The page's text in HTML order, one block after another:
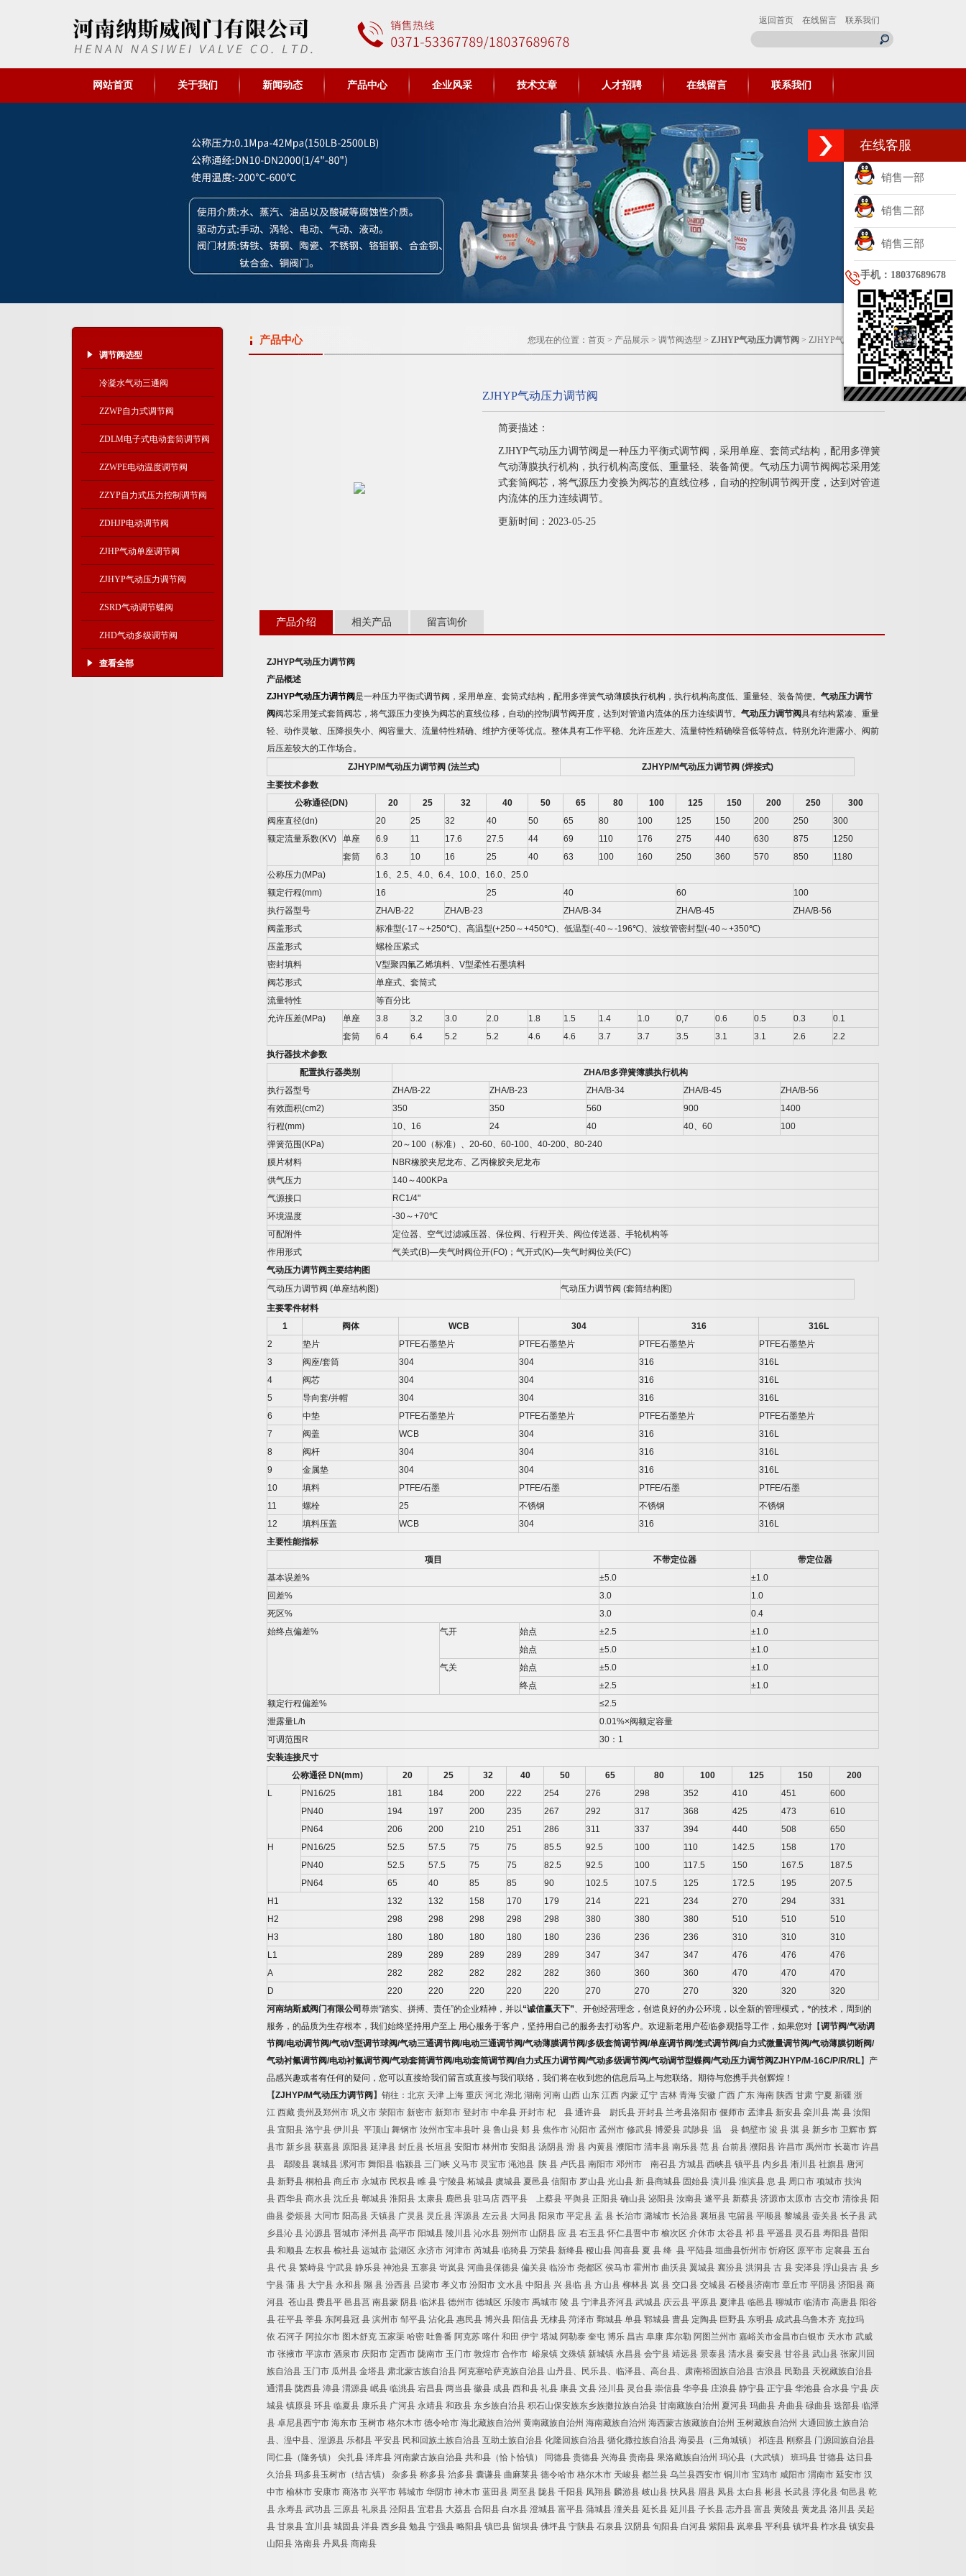
返回首页 在线留言 联系我们
网站首页 关于我们 新闻动态 产品中心 企业风采 技术文章 人才招聘 在线留言 联系我们
调节阀选型
冷凝水气动三通阀
ZZWP自力式调节阀
ZDLM电子式电动套筒调节阀
ZZWPE电动温度调节阀
ZZYP自力式压力控制调节阀
ZDHJP电动调节阀
ZJHP气动单座调节阀
ZJHYP气动压力调节阀
ZSRD气动调节蝶阀
ZHD气动多级调节阀
查看全部
产品中心 您现在的位置： 首页 > 产品展示 > 调节阀选型 > ZJHYP气动压力调节阀 > ZJHYP气动压力调节阀
ZJHYP气动压力调节阀
简要描述：
ZJHYP气动压力调节阀是一种压力平衡式调节阀，采用单座、套筒式结构，配用多弹簧
气动薄膜执行机构，执行机构高度低、重量轻、装备简便。气动压力调节阀阀芯采用笼
式套筒阀芯，将气源压力变换为阀芯的直线位移，自动的控制调节阀开度，达到对管道
内流体的压力连续调节。
更新时间：2023-05-25
产品介绍 相关产品 留言询价
ZJHYP气动压力调节阀
产品概述
ZJHYP气动压力调节阀是一种压力平衡式调节阀 ，采用单座、套筒式结构，配用多弹簧气动薄膜执行机构 ，执行机构高度低、重量轻、装备简便。 气动压力调节
阀 阀芯采用笼式套筒阀芯，将气源压力变换为阀芯的直线位移，自动的控制调节阀开度，达到对管道内流体的压力连续调节。 气动压力调节阀具有结构紧凑、重量
轻、动作灵敏、压降损失小、阀容量大、流量特性精确、维护方便等优点。整体具有工作平稳、允许压差大、流量特性精确噪音低等特点。特别允许泄露小、阀前
后压差较大的工作场合。
ZJHYP/M气动压力调节阀 (法兰式) ZJHYP/M气动压力调节阀 (焊接式)
主要技术参数
公称通径(DN) 20 25 32 40 50 65 80 100 125 150 200 250
300
阀座直径(dn) 20 25 32 40 50 65 80 100 125 150 200 250
300
额定流量系数(KV) 单座 6.9 11 17.6 27.5 44 69 110 176 275 440 630 875
1250
套筒
6.3 10 16 25 40 63 100 160 250 360 570 850
1180
公称压力(MPa) 1.6、 2.5、 4.0、 6.4、 10.0、 16.0、 25.0
额定行程(mm) 16 25 40 60
100
执行器型号
ZHA/B-22 ZHA/B-23 ZHA/B-34 ZHA/B-45
ZHA/B-56
阀盖形式
标准型(-17 ～+250℃)、高温型(+250～+450℃)、低温型(-40～-196℃)、波纹管密封型(-40～+350℃)
压盖形式
螺栓压紧式
密封填料
V型聚四氟乙烯填料、 V型柔性石墨填料
阀芯形式
单座式、套筒式
流量特性
等百分比
允许压差(MPa) 单座 3.8 3.2 3.0 2.0 1.8 1.5 1.4 1.0 0,7 0.6 0.5 0.3
0.1
套筒
6.4 6.4 5.2 5.2 4.6 4.6 3.7 3.7 3.5 3.1 3.1 2.6
2.2
执行器技术参数
配置执行器类别
ZHA/B多弹簧簿膜执行机构
执行器型号
ZHA/B-22 ZHA/B-23 ZHA/B-34 ZHA/B-45
ZHA/B-56
有效面积(cm2) 350 350 560 900
1400
行程(mm) 10、 16 24 40 40、 60
100
弹簧范围(KPa) 20～ 100 （标准）、 20-60、 60-100、 40-200、 80-240
膜片材料
NBR橡胶夹尼龙布、乙丙橡胶夹尼龙布
供气压力
140～400KPa
气源接口
RC1/4"
环境温度
-30～+70℃
可配附件
定位器、空气过滤减压器、保位阀、行程开关、阀位传送器、手轮机构等
作用形式
气关式(B)—失气时阀位开(FO) ；气开式(K)—失气时阀位关(FC)
气动压力调节阀主要结构图
气动压力调节阀 (单座结构图) 气动压力调节阀 (套筒结构图)
主要零件材料
1
阀体 WCB 304 316
316L
2
垫片 PTFE石墨垫片 PTFE石墨垫片 PTFE石墨垫片 PTFE石墨垫片
3
阀座/套筒 304 304 316
316L
4
阀芯 304 304 316
316L
5
导向套/并帽 304 304 316
316L
6
中垫 PTFE石墨垫片 PTFE石墨垫片 PTFE石墨垫片 PTFE石墨垫片
7
阀盖 WCB 304 316
316L
8
阀杆 304 304 316
316L
9
金属垫 304 304 316
316L
10
填料 PTFE/石墨 PTFE/石墨 PTFE/石墨 PTFE/石墨
11
螺栓 25 不锈钢 不锈钢
不锈钢
12
填料压盖 WCB 304 316
316L
主要性能指标
项目
不带定位器
带定位器
基本误差% ±5.0
±1.0
回差% 3.0
1.0
死区% 3.0
0.4
始终点偏差% 气开 始点 ±2.5
±1.0
始点
±5.0
±1.0
气关
始点 ±5.0
±1.0
终点
±2.5
±1.0
额定行程偏差%
≤2.5
泄露量L/h 0.01%×阀额定容量
可调范围 R 30 ： 1
安装连接尺寸
公称通径DN(mm) 20 25 32 40 50 65 80 100 125 150
200
L
PN16/25 181 184 200 222 254 276 298 352 410 451
600
PN40
194 197 200 235 267 292 317 368 425 473
610
PN64
206 200 210 251 286 311 337 394 440 508
650
H
PN16/25 52.5 57.5 75 75 85.5 92.5 100 110 142.5 158
170
PN40
52.5 57.5 75 75 82.5 92.5 100 117.5 150 167.5
187.5
PN64
65 40 85 85 90 102.5 107.5 125 172.5 195
207.5
H1
132 132 158 170 179 214 221 234 270 294
331
H2
298 298 298 298 298 380 380 380 510 510
510
H3
180 180 180 180 180 236 236 236 310 310
310
L1
289 289 289 289 289 347 347 347 476 476
476
A
282 282 282 282 282 360 360 360 470 470
470
D
220 220 220 220 220 270 270 270 320 320
320
河南纳斯威阀门有限公司 尊崇“踏实、拼搏、责任”的企业精神，并以“诚信赢天下”、开创经营理念，创造良好的办公环境，以全新的管理模式，*的技术，周到的
服务，的品质为生存根本，我们始终坚持用户至上 用心服务于客户，坚持用自己的服务去打动客户。欢迎新老用户莅临参观指导工作，如果您对【调节阀/气动调
节阀/电动调节阀/气动V型调节球阀/气动三通调节阀/电动三通调节阀/气动薄膜调节阀/多级套筒调节阀/单座调节阀/笼式调节阀/自力式微量调节阀/气动薄膜切断阀/
气动衬氟调节阀/电动衬氟调节阀/气动套筒调节阀/电动套筒调节阀/自力式压力调节阀/气动多级调节阀/气动调节型蝶阀/气动压力调节阀ZJHYP/M-16C/P/R/RL】产
品感兴趣或者有任何的疑问，您可以直接给我们留言或直接与我们联络，我们将在收到您的信息后马上与您联络。期待与您携手共创辉煌！
【ZJHYP/M气动压力调节阀 】 销往：北京 天津 上海 重庆 河北 湖北 湖南 河南 山西 山东 江西 内蒙 辽宁 吉林 青海 安徽 广西 广东 海南 陕西 甘肃 宁夏 新疆 浙
江 西藏 贵州及郑州市 巩义市 荥阳市 新密市 新郑市 登封市 中牟县 开封市 杞 县 通许县 尉氏县 开封县 兰考县洛阳市 偃师市 孟津县 新安县 栾川县 嵩 县 汝阳
县 宜阳县 洛宁县 伊川县 平顶山 舞钢市 汝州市宝丰县叶 县 鲁山县 郏 县 焦作市 沁阳市 孟州市 修武县 博爱县 武陟县 温 县 鹤壁市 浚 县 淇 县 新乡市 卫辉市 辉
县市 新乡县 获嘉县 原阳县 延津县 封丘县 长垣县 安阳市 林州市 安阳县 汤阴县 滑 县 内黄县 濮阳市 清丰县 南乐县 范 县 台前县 濮阳县 许昌市 禹州市 长葛市 许昌
县 鄢陵县 襄城县 漯河市 舞阳县 临颍县 三门峡 义马市 灵宝市 渑池县 陕 县 卢氏县 南阳市 邓州市 南召县 方城县 西峡县 镇平县 内乡县 淅川县 社旗县 唐河
县 新野县 桐柏县 商丘市 永城市 民权县 睢 县 宁陵县 柘城县 虞城县 夏邑县 信阳市 罗山县 光山县 新 县商城县 固始县 潢川县 淮滨县 息 县 周口市 项城市 扶沟
县 西华县 商水县 沈丘县 郸城县 淮阳县 太康县 鹿邑县 驻马店 西平县 上蔡县 平舆县 正阳县 确山县 泌阳县 汝南县 遂平县 新蔡县 济源市太原市 古交市 清徐县 阳
曲县 娄烦县 大同市 阳高县 天镇县 广灵县 灵丘县 浑源县 左云县 大同县 阳泉市 平定县 盂 县 长治市 潞城市 长治县 襄垣县 屯留县 平顺县 黎城县 壶关县 长子县 武
乡县沁 县 沁源县 晋城市 泽州县 高平市 阳城县 陵川县 沁水县 朔州市 山阴县 应 县 右玉县 怀仁县晋中市 榆次区 介休市 太谷县 祁 县 平遥县 灵石县 寿阳县 昔阳
县 和顺县 左权县 榆社县 运城市 盐湖区 永济市 河津市 芮城县 临猗县 万荣县 新绛县 稷山县 闻喜县 夏 县 绛 县 平陆县 垣曲县忻州市 忻府区 原平市 定襄县 五台
县 代 县 繁峙县 宁武县 静乐县 神池县 五寨县 岢岚县 河曲县保德县 偏关县 临汾市 尧都区 侯马市 霍州市 曲沃县 翼城县 襄汾县 洪洞县 古 县 安泽县 浮山县吉 县 乡
宁县 蒲 县 大宁县 永和县 隰 县 汾西县 吕梁市 孝义市 汾阳市 文水县 中阳县 兴 县临 县 方山县 柳林县 岚 县 交口县 交城县 石楼县济南市 章丘市 平阴县 济阳县 商
河县 苍山县 费县平 邑县莒 南县蒙 阴县 临沭县 德州市 德城区 乐陵市 禹城市 陵 县 宁津县齐河县 武城县 庆云县 平原县 夏津县 临邑县 聊城市 临清市 高唐县 阳谷
县 茌平县 莘县 东阿县冠 县 滨州市 邹平县 沾化县 惠民县 博兴县 阳信县 无棣县 菏泽市 鄄城县 单县 郓城县 曹县 定陶县 巨野县 东明县 成武县乌鲁木齐 克拉玛
依 石河子 阿拉尔市 图木舒克 五家渠 哈密 吐鲁番 阿克苏 喀什 和田 伊宁 塔城 阿勒泰 奎屯 博乐 昌吉 阜康 库尔勒 阿图 兰州市 嘉峪关市金昌市白银市 天水市 武威
市 张掖市 平凉市 酒泉市 庆阳市 定西市 陇南市 玉门市 敦煌市 合作市 峪泉镇 文殊镇 新城镇 永昌县 会宁县 靖远县 景泰县 清水县 秦安县 甘谷县 武山县 张家川回
族自治县 玉门市 瓜州县 金塔县 肃北蒙古族自治县 阿克塞哈萨克族自治县 山丹县、民乐县、临泽县、高台县、肃南裕固族自治县 古浪县 民勤县 天祝藏族自治县
通渭县 陇西县 漳县 渭源县 岷县 临洮县 宕昌县 两当县 徽县 成县 西和县 礼县 康县 文县 泾川县 灵台县 崇信县 华亭县 庄浪县 静宁县 正宁县 华池县 合水县 宁县 庆
城县 镇原县 环县 临夏县 康乐县 广河县 永靖县 和政县 东乡族自治县 积石山保安族东乡族撒拉族自治县 甘南藏族自治州 夏河县 玛曲县 舟曲县 碌曲县 迭部县 临潭
县 卓尼县西宁市 海东市 玉树市 格尔木市 德令哈市 海北藏族自治州 黄南藏族自治州 海南藏族自治州 海西蒙古族藏族自治州 玉树藏族自治州 大通回族土族自治
县、湟中县、湟源县 乐都县 平安县 民和回族土族自治县 互助土族自治县 化隆回族自治县 循化撒拉族自治县 海晏县（三角城镇） 祁连县 刚察县 门源回族自治县
同仁县（隆务镇）
尖扎县 泽库县 河南蒙古族自治县 共和县（恰卜恰镇） 同德县 贵德县 兴海县 贵南县 果洛藏族自治州 玛沁县（大武镇） 班玛县 甘德县 达日县
久治县 玛多县玉树市（结古镇） 杂多县 称多县 治多县 囊谦县 曲麻莱县 德令哈市 格尔木市 天峻县 都兰县 乌兰县西安市 铜川市 宝鸡市 咸阳市 渭南市 延安市 汉
中市 榆林市 安康市 商洛市 兴平市 韩城市 华阴市 神木市 蓝田县 周至县 陇县 千阳县 凤翔县 麟游县 岐山县 扶风县 眉县 凤县 太白县 彬县 长武县 淳化县 旬邑县 乾
县 永寿县 武功县 三原县 礼泉县 泾阳县 宜君县 大荔县 合阳县 白水县 澄城县 富平县 蒲城县 潼关县 延长县 延川县 子长县 志丹县 富县 黄陵县 黄龙县 洛川县 吴起
县 甘泉县 宜川县 城固县 洋县 西乡县 勉县 宁强县 略阳县 镇巴县 留坝县 佛坪县 宁陕县 石泉县 汉阴县 旬阳县 白河县 紫阳县 岚皋县 平利县 镇坪县 柞水县 镇安县
山阳县 洛南县 丹凤县 商南县
在线客服
销售一部
销售二部
销售三部
手机：18037689678